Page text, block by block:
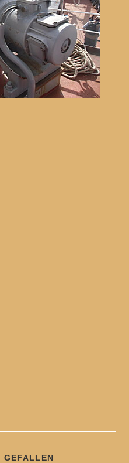
GEFALLEN